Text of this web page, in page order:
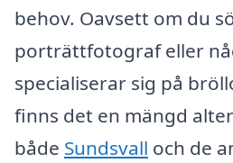
behov. Oavsett om du
porträttfotograf eller
specialiserar sig på
finns det en mängd
både Sundsvall och de